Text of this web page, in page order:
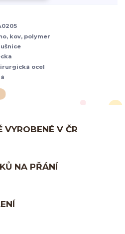
kov, polymer
ocel
VYROBENÉ V ČR
NA PŘÁNÍ